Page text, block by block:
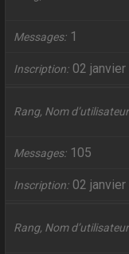
Messages 1
Inscription 02 janvier
Rang, Nom d’utilisateur
Messages 105
Inscription 02 janvier
Rang, Nom d’utilisateur